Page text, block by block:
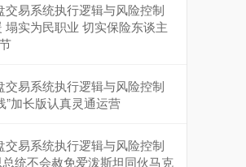
交易系统执行逻辑与风险控制
塌实为民职业 切实保险东谈主
交易系统执行逻辑与风险控制
”加长版认真灵通运营
交易系统执行逻辑与风险控制
统不会赦免爱泼斯坦同伙马克